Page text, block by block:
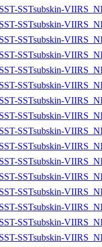
SSTsubskin-
SSTsubskin-
SSTsubskin-
SSTsubskin-
SSTsubskin-
SSTsubskin-
SSTsubskin-
SSTsubskin-
SSTsubskin-
SSTsubskin-
SSTsubskin-
SSTsubskin-
SSTsubskin-
SSTsubskin-
SSTsubskin-
SSTsubskin-